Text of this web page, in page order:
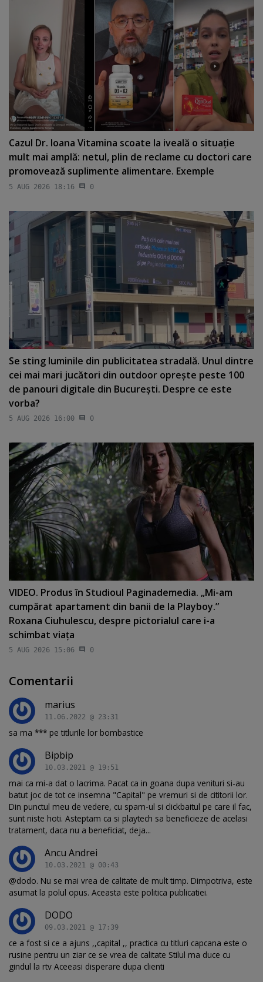
Cazul Dr. Ioana Vitamina scoate la iveală o situaţie
mult mai amplă: netul, plin de reclame cu doctori care
promovează suplimente alimentare. Exemple
5 AUG 2026 18:16 0
Se sting luminile din publicitatea stradală. Unul dintre
cei mai mari jucători din outdoor opreşte peste 100
de panouri digitale din Bucureşti. Despre ce este
vorba?
5 AUG 2026 16:00 0
VIDEO. Produs în Studioul Paginademedia. „Mi-am
cumpărat apartament din banii de la Playboy.”
Roxana Ciuhulescu, despre pictorialul care i-a
schimbat viaţa
5 AUG 2026 15:06 0
Comentarii
marius
11.06.2022 @ 23:31
sa ma *** pe titlurile lor bombastice
Bipbip
10.03.2021 @ 19:51
mai ca mi-a dat o lacrima. Pacat ca in goana dupa venituri si-au
batut joc de tot ce insemna "Capital" pe vremuri si de cititorii lor.
Din punctul meu de vedere, cu spam-ul si clickbaitul pe care il fac,
sunt niste hoti. Asteptam ca si playtech sa beneficieze de acelasi
tratament, daca nu a beneficiat, deja...
Ancu Andrei
10.03.2021 @ 00:43
@dodo. Nu se mai vrea de calitate de mult timp. Dimpotriva, este
asumat la polul opus. Aceasta este politica publicatiei.
DODO
09.03.2021 @ 17:39
ce a fost si ce a ajuns ,,capital ,, practica cu titluri capcana este o
rusine pentru un ziar ce se vrea de calitate Stilul ma duce cu
gindul la rtv Aceeasi disperare dupa clienti